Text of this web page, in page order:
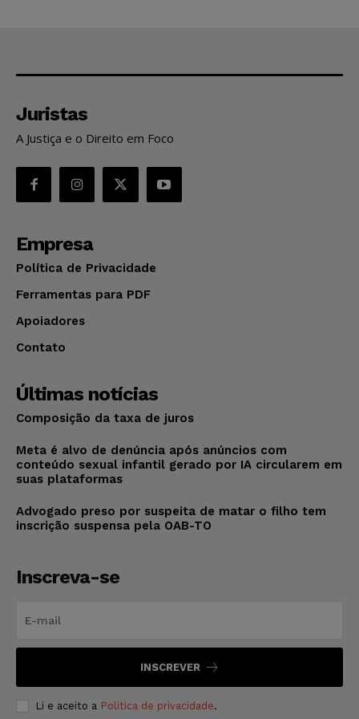
Juristas
A Justiça e o Direito em Foco
Empresa
Política de Privacidade
Ferramentas para PDF
Apoiadores
Contato
Últimas notícias
Composição da taxa de juros
Meta é alvo de denúncia após anúncios com
conteúdo sexual infantil gerado por IA circularem em
suas plataformas
Advogado preso por suspeita de matar o filho tem
inscrição suspensa pela OAB-TO
Inscreva-se
INSCREVER
Li e aceito a Política de privacidade.